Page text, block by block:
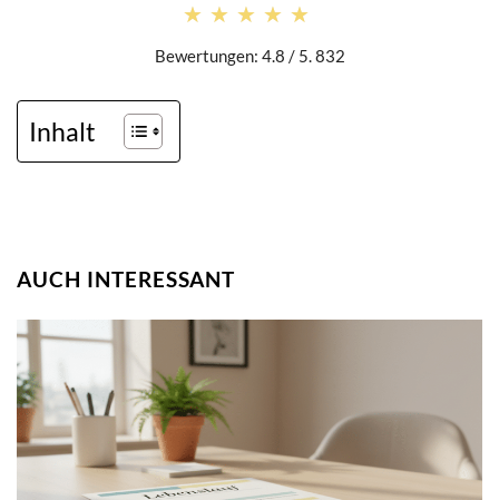
★★★★★
★★★★★
Bewertungen: 4.8 / 5. 832
Inhalt
AUCH INTERESSANT